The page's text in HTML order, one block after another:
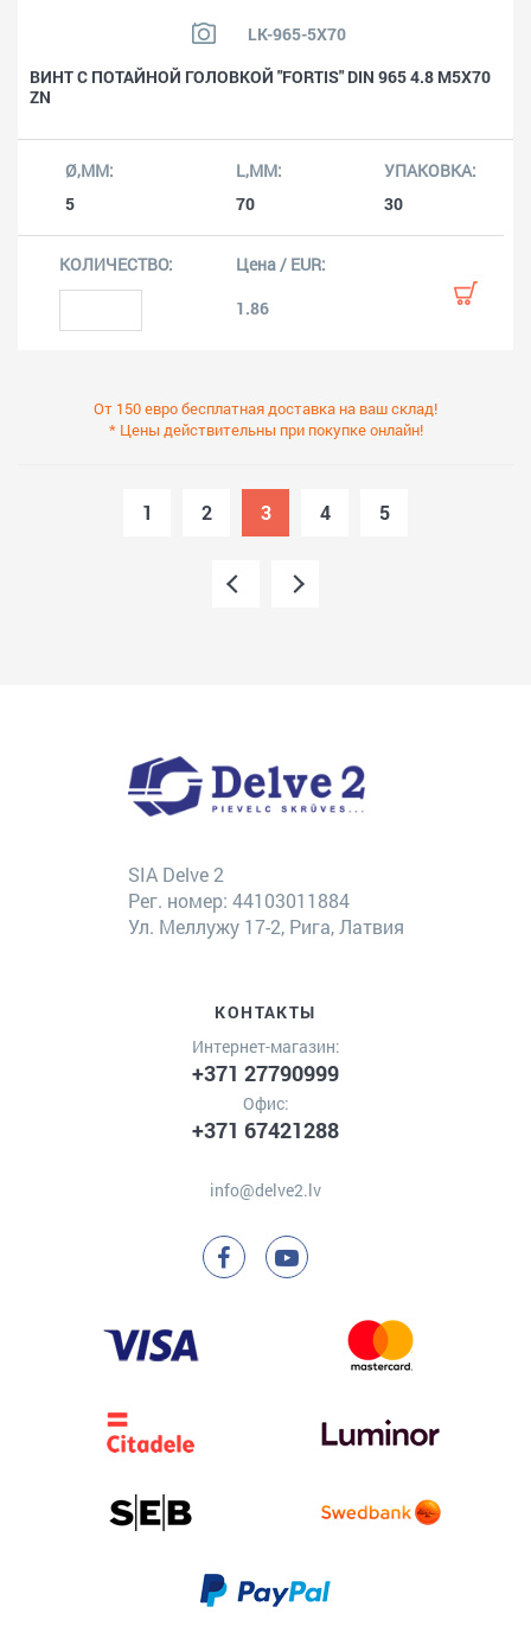
LK-965-5X70
ВИНТ С ПОТАЙНОЙ ГОЛОВКОЙ "FORTIS" DIN 965 4.8 M5X70
ZN
5 70 30
1.86
От 150 евро бесплатная доставка на ваш склад!
* Цены действительны при покупке онлайн!
1 2 3 4 5
SIA Delve 2
Рег. номер: 44103011884
Ул. Меллужу 17-2, Рига, Латвия
КОНТАКТЫ
Интернет-магазин:
+371 27790999
Офис:
+371 67421288
info@delve2.lv